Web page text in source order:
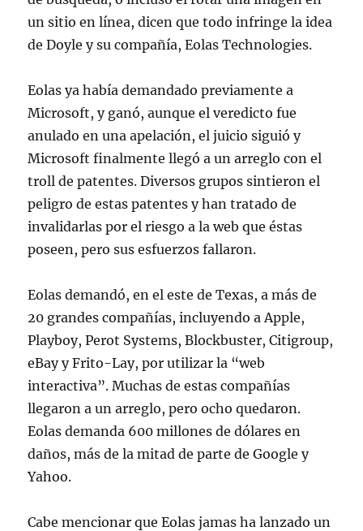
un sitio en línea, dicen que todo infringe la idea
de Doyle y su compañía, Eolas Technologies.
Eolas ya había demandado previamente a
Microsoft, y ganó, aunque el veredicto fue
anulado en una apelación, el juicio siguió y
Microsoft finalmente llegó a un arreglo con el
troll de patentes. Diversos grupos sintieron el
peligro de estas patentes y han tratado de
invalidarlas por el riesgo a la web que éstas
poseen, pero sus esfuerzos fallaron.
Eolas demandó, en el este de Texas, a más de
20 grandes compañías, incluyendo a Apple,
Playboy, Perot Systems, Blockbuster, Citigroup,
eBay y Frito-Lay, por utilizar la “web
interactiva”. Muchas de estas compañías
llegaron a un arreglo, pero ocho quedaron.
Eolas demanda 600 millones de dólares en
daños, más de la mitad de parte de Google y
Yahoo.
Cabe mencionar que Eolas jamas ha lanzado un